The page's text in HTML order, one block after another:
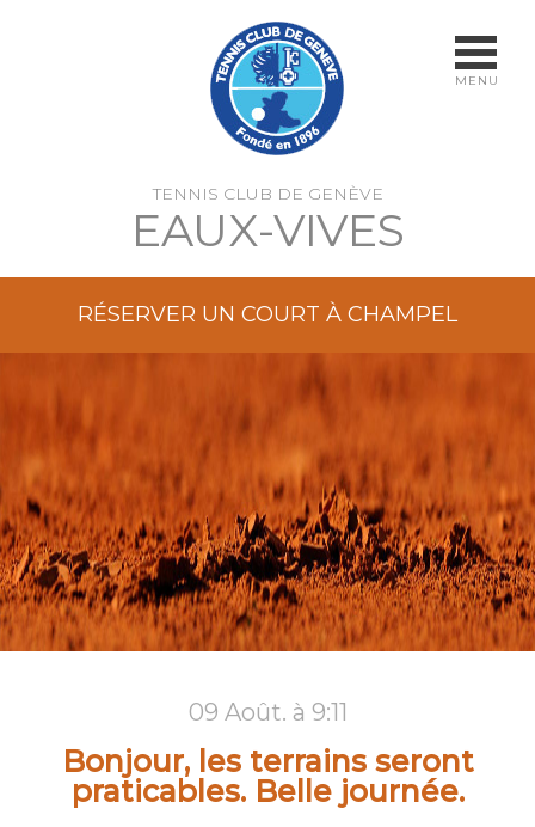
TENNIS CLUB DE GENÈVE
EAUX-VIVES
MENU
RÉSERVER UN COURT À CHAMPEL
Bonjour, les terrains seront
praticables. Belle journée.
09 Août. à 9:11